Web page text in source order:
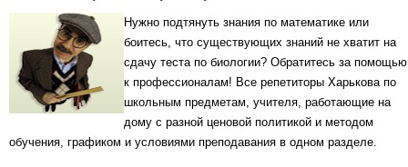
Нужно подтянуть знания по математике или
боитесь, что существующих знаний не хватит на
сдачу теста по биологии? Обратитесь за помощью
к профессионалам! Все репетиторы Харькова по
школьным предметам, учителя, работающие на
дому с разной ценовой политикой и методом
обучения, графиком и условиями преподавания в одном разделе.